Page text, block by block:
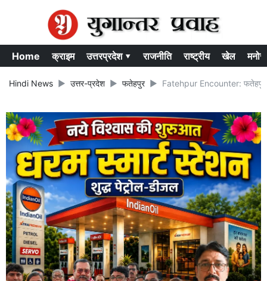
Home क्राइम उत्तरप्रदेश ▾ राजनीति राष्ट्रीय खेल
Hindi News उत्तर-प्रदेश फतेहपुर Fatehpur Encounter: फतेहपुर